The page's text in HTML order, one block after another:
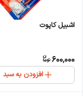
اشبیل کاپوت
600,000
افزودن به سبد